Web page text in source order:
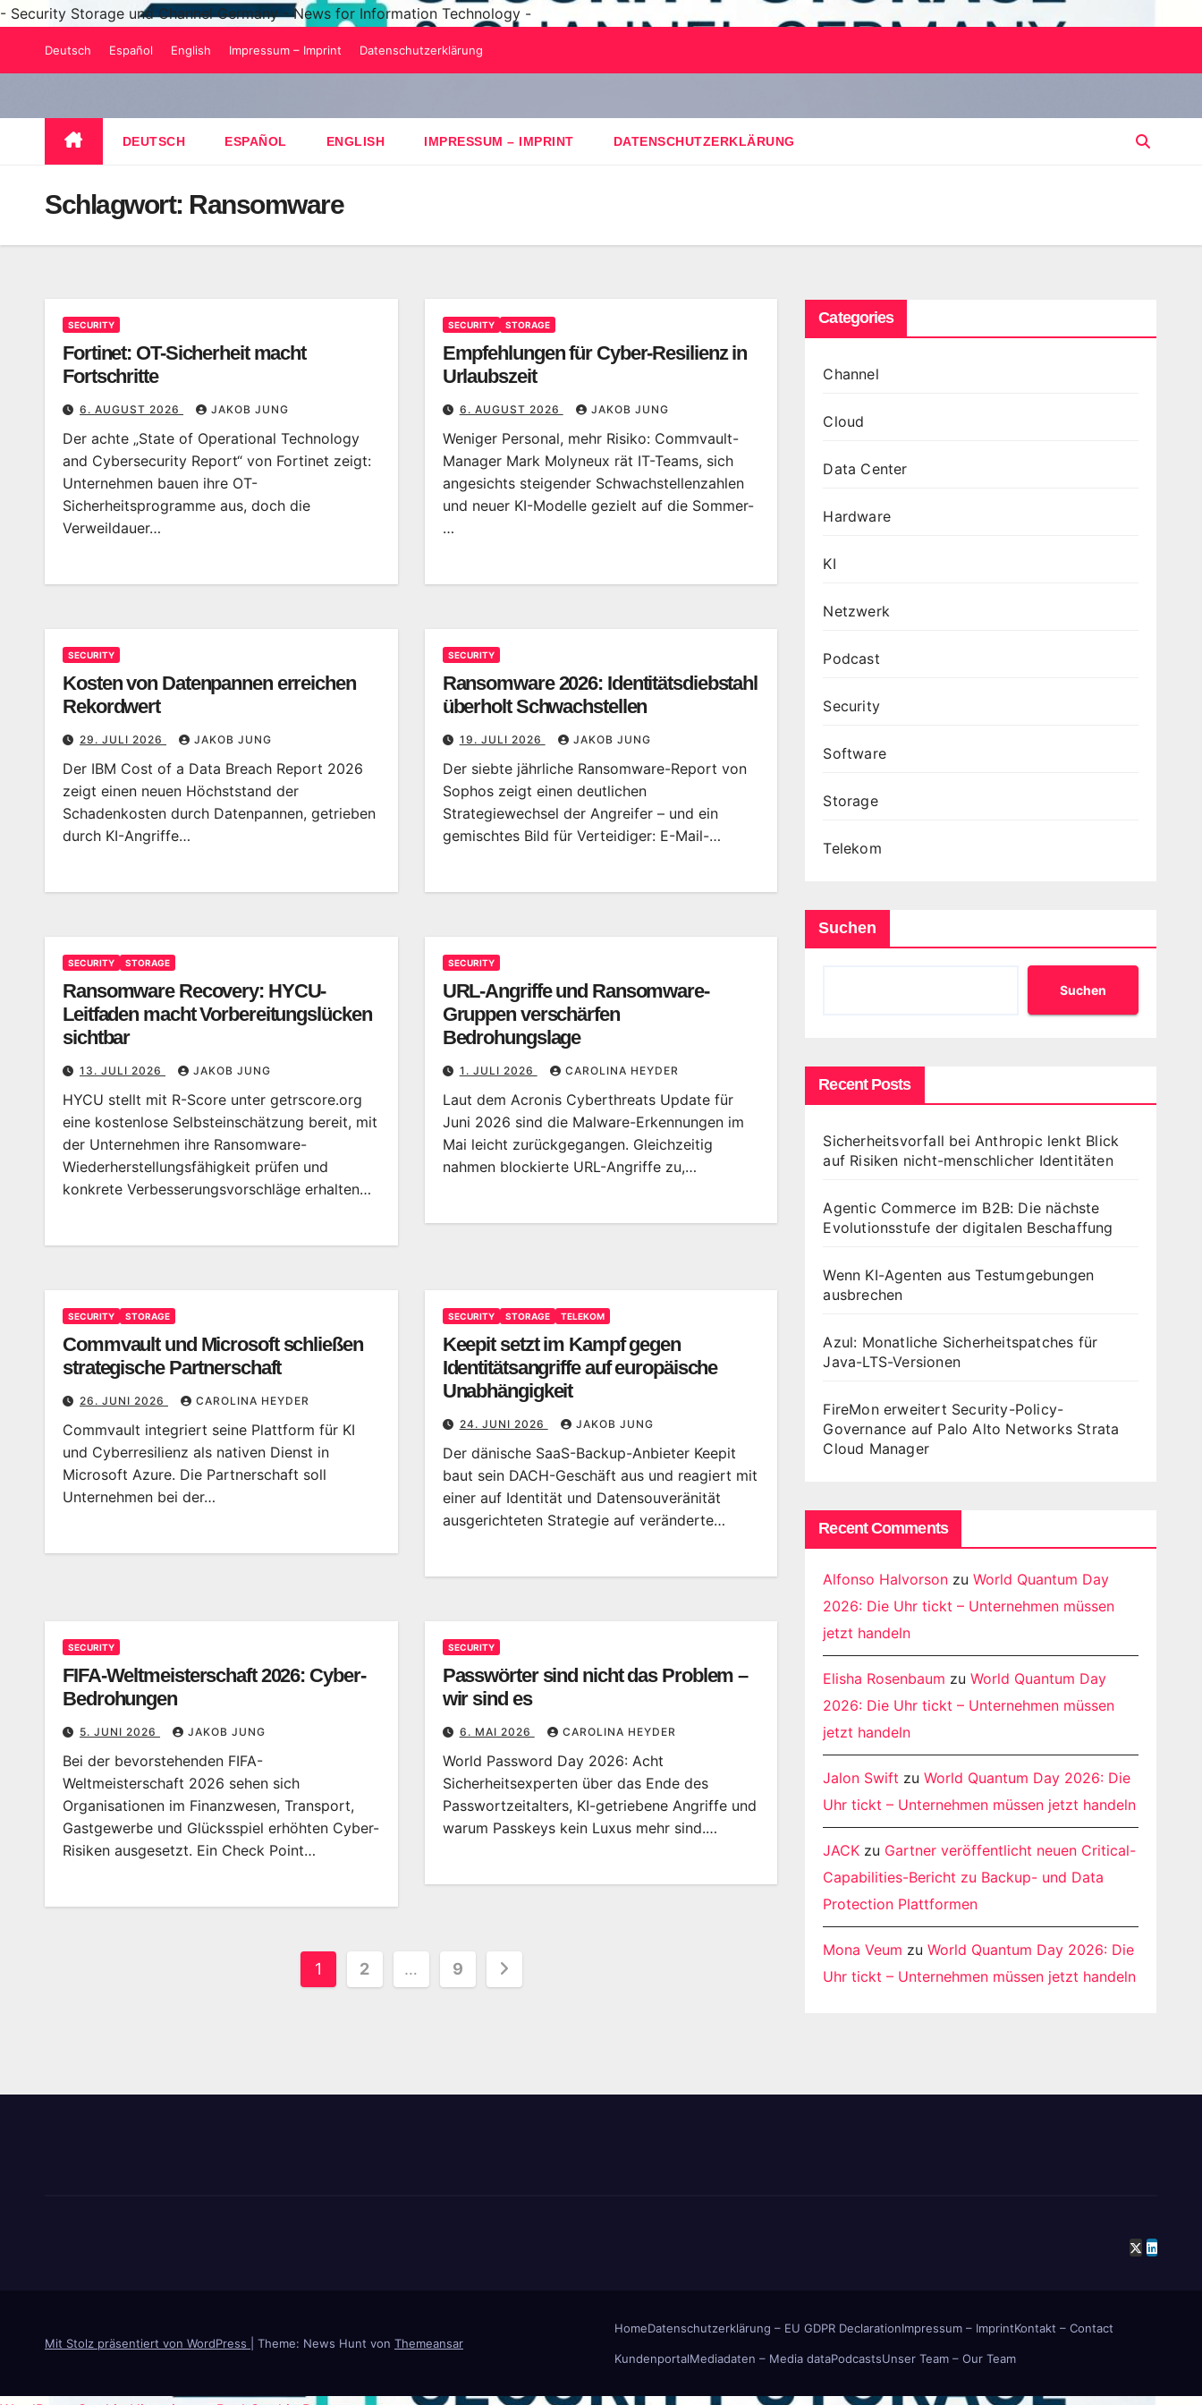
- Security Storage und Channel Germany - News for Information Technology -
Deutsch Español English Impressum – Imprint Datenschutzerklärung
DEUTSCH ESPAÑOL ENGLISH IMPRESSUM – IMPRINT DATENSCHUTZERKLÄRUNG
Schlagwort: Ransomware
SECURITY
Fortinet: OT-Sicherheit macht
Fortschritte
6. AUGUST 2026 JAKOB JUNG
Der achte „State of Operational Technology
and Cybersecurity Report“ von Fortinet zeigt:
Unternehmen bauen ihre OT-
Sicherheitsprogramme aus, doch die
Verweildauer…
SECURITY STORAGE
Empfehlungen für Cyber-Resilienz in
Urlaubszeit
6. AUGUST 2026 JAKOB JUNG
Weniger Personal, mehr Risiko: Commvault-
Manager Mark Molyneux rät IT-Teams, sich
angesichts steigender Schwachstellenzahlen
und neuer KI-Modelle gezielt auf die Sommer-
…
SECURITY
Kosten von Datenpannen erreichen
Rekordwert
29. JULI 2026 JAKOB JUNG
Der IBM Cost of a Data Breach Report 2026
zeigt einen neuen Höchststand der
Schadenkosten durch Datenpannen, getrieben
durch KI-Angriffe…
SECURITY
Ransomware 2026: Identitätsdiebstahl
überholt Schwachstellen
19. JULI 2026 JAKOB JUNG
Der siebte jährliche Ransomware-Report von
Sophos zeigt einen deutlichen
Strategiewechsel der Angreifer – und ein
gemischtes Bild für Verteidiger: E-Mail-…
SECURITY STORAGE
Ransomware Recovery: HYCU-
Leitfaden macht Vorbereitungslücken
sichtbar
13. JULI 2026 JAKOB JUNG
HYCU stellt mit R-Score unter getrscore.org
eine kostenlose Selbsteinschätzung bereit, mit
der Unternehmen ihre Ransomware-
Wiederherstellungsfähigkeit prüfen und
konkrete Verbesserungsvorschläge erhalten…
SECURITY
URL-Angriffe und Ransomware-
Gruppen verschärfen
Bedrohungslage
1. JULI 2026 CAROLINA HEYDER
Laut dem Acronis Cyberthreats Update für
Juni 2026 sind die Malware-Erkennungen im
Mai leicht zurückgegangen. Gleichzeitig
nahmen blockierte URL-Angriffe zu,…
SECURITY STORAGE
Commvault und Microsoft schließen
strategische Partnerschaft
26. JUNI 2026 CAROLINA HEYDER
Commvault integriert seine Plattform für KI
und Cyberresilienz als nativen Dienst in
Microsoft Azure. Die Partnerschaft soll
Unternehmen bei der…
SECURITY STORAGE TELEKOM
Keepit setzt im Kampf gegen
Identitätsangriffe auf europäische
Unabhängigkeit
24. JUNI 2026 JAKOB JUNG
Der dänische SaaS-Backup-Anbieter Keepit
baut sein DACH-Geschäft aus und reagiert mit
einer auf Identität und Datensouveränität
ausgerichteten Strategie auf veränderte…
SECURITY
FIFA-Weltmeisterschaft 2026: Cyber-
Bedrohungen
5. JUNI 2026 JAKOB JUNG
Bei der bevorstehenden FIFA-
Weltmeisterschaft 2026 sehen sich
Organisationen im Finanzwesen, Transport,
Gastgewerbe und Glücksspiel erhöhten Cyber-
Risiken ausgesetzt. Ein Check Point…
SECURITY
Passwörter sind nicht das Problem –
wir sind es
6. MAI 2026 CAROLINA HEYDER
World Password Day 2026: Acht
Sicherheitsexperten über das Ende des
Passwortzeitalters, KI-getriebene Angriffe und
warum Passkeys kein Luxus mehr sind.…
Seitennummerierung
1 2 … 9
Categories
Channel
Cloud
Data Center
Hardware
KI
Netzwerk
Podcast
Security
Software
Storage
Telekom
Suchen
Suchen
Recent Posts
Sicherheitsvorfall bei Anthropic lenkt Blick
auf Risiken nicht-menschlicher Identitäten
Agentic Commerce im B2B: Die nächste
Evolutionsstufe der digitalen Beschaffung
Wenn KI-Agenten aus Testumgebungen
ausbrechen
Azul: Monatliche Sicherheitspatches für
Java-LTS-Versionen
FireMon erweitert Security-Policy-
Governance auf Palo Alto Networks Strata
Cloud Manager
Recent Comments
Alfonso Halvorson zuWorld Quantum Day
2026: Die Uhr tickt – Unternehmen müssen
jetzt handeln
Elisha Rosenbaum zuWorld Quantum Day
2026: Die Uhr tickt – Unternehmen müssen
jetzt handeln
Jalon Swift zuWorld Quantum Day 2026: Die
Uhr tickt – Unternehmen müssen jetzt handeln
JACK zu Gartner veröffentlicht neuen Critical-
Capabilities-Bericht zu Backup- und Data
Protection Plattformen
Mona Veum zuWorld Quantum Day 2026: Die
Uhr tickt – Unternehmen müssen jetzt handeln
Mit Stolz präsentiert von WordPress Theme: News Hunt von Themeansar
HomeDatenschutzerklärung – EU GDPR DeclarationImpressum – ImprintKontakt – Contact
KundenportalMediadaten – Media dataPodcastsUnser Team – Our Team